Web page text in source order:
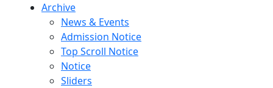
Archive
News & Events
Admission Notice
Top Scroll Notice
Notice
Sliders